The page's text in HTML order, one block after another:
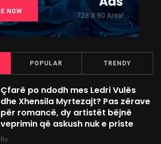
POPULAR TRENDY
Çfarë po ndodh mes Ledri Vulës
dhe Xhensila Myrtezajt? Pas zërave
për romancë, dy artistët bëjnë
veprimin që askush nuk e priste
By